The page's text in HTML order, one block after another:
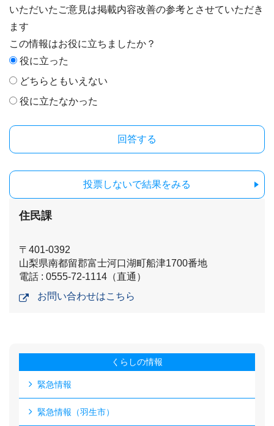
いただいたご意見は掲載内容改善の参考とさせていただき
ます
この情報はお役に立ちましたか？
役に立った
どちらともいえない
役に立たなかった
投票しないで結果をみる
住民課
〒401-0392
山梨県南都留郡富士河口湖町船津1700番地
電話 : 0555-72-1114（直通）
お問い合わせはこちら
くらしの情報
緊急情報
緊急情報（羽生市）